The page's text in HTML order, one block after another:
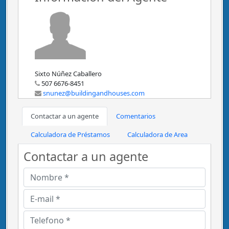
Sixto Núñez Caballero
507 6676-8451
snunez@buildingandhouses.com
Contactar a un agente
Comentarios
Calculadora de Préstamos
Calculadora de Area
Contactar a un agente